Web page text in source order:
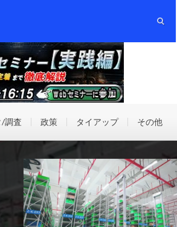
調査 政策 タイアップ その他